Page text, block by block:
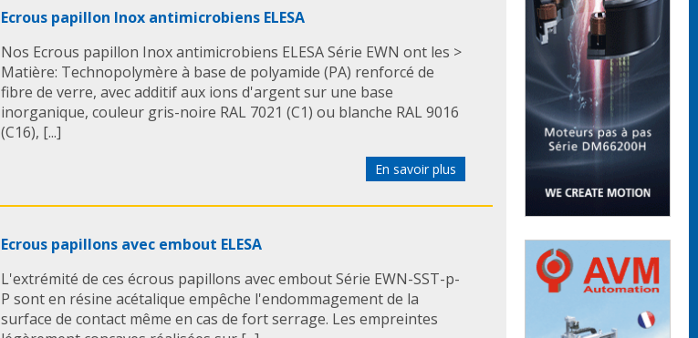
Ecrous papillon Inox antimicrobiens ELESA
Nos Ecrous papillon Inox antimicrobiens ELESA Série EWN ont les >
Matière: Technopolymère à base de polyamide (PA) renforcé de
fibre de verre, avec additif aux ions d'argent sur une base
inorganique, couleur gris-noire RAL 7021 (C1) ou blanche RAL 9016
(C16), [...]
En savoir plus
Ecrous papillons avec embout ELESA
L'extrémité de ces écrous papillons avec embout Série EWN-SST-p-
P sont en résine acétalique empêche l'endommagement de la
surface de contact même en cas de fort serrage. Les empreintes